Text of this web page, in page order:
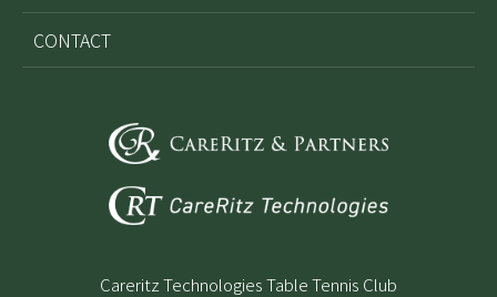
CONTACT
Careritz Technologies Table Tennis Club